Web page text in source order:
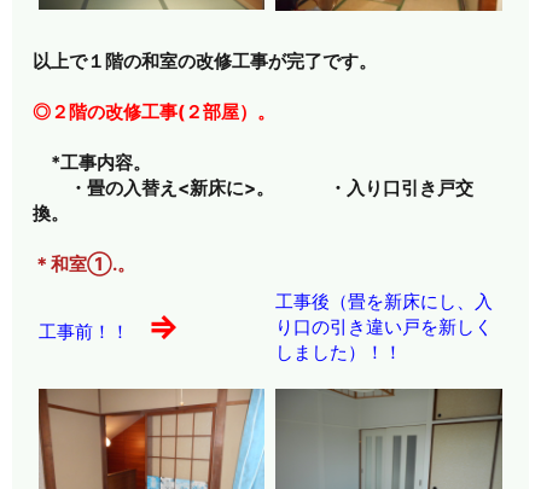
以上で１階の和室の改修工事が完了です。
◎２階の改修工事(２部屋）。
*工事内容。
・畳の入替え<新床に>。 ・入り口引き戸交
換。
＊和室①.。
工事前！！ ⇒
工事後（畳を新床にし、入
り口の引き違い戸を新しく
しました）！！